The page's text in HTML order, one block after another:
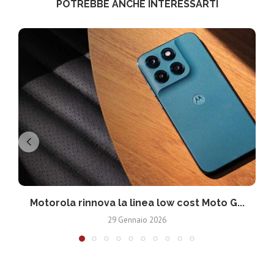
POTREBBE ANCHE INTERESSARTI
Motorola rinnova la linea low cost Moto G...
29 Gennaio 2026